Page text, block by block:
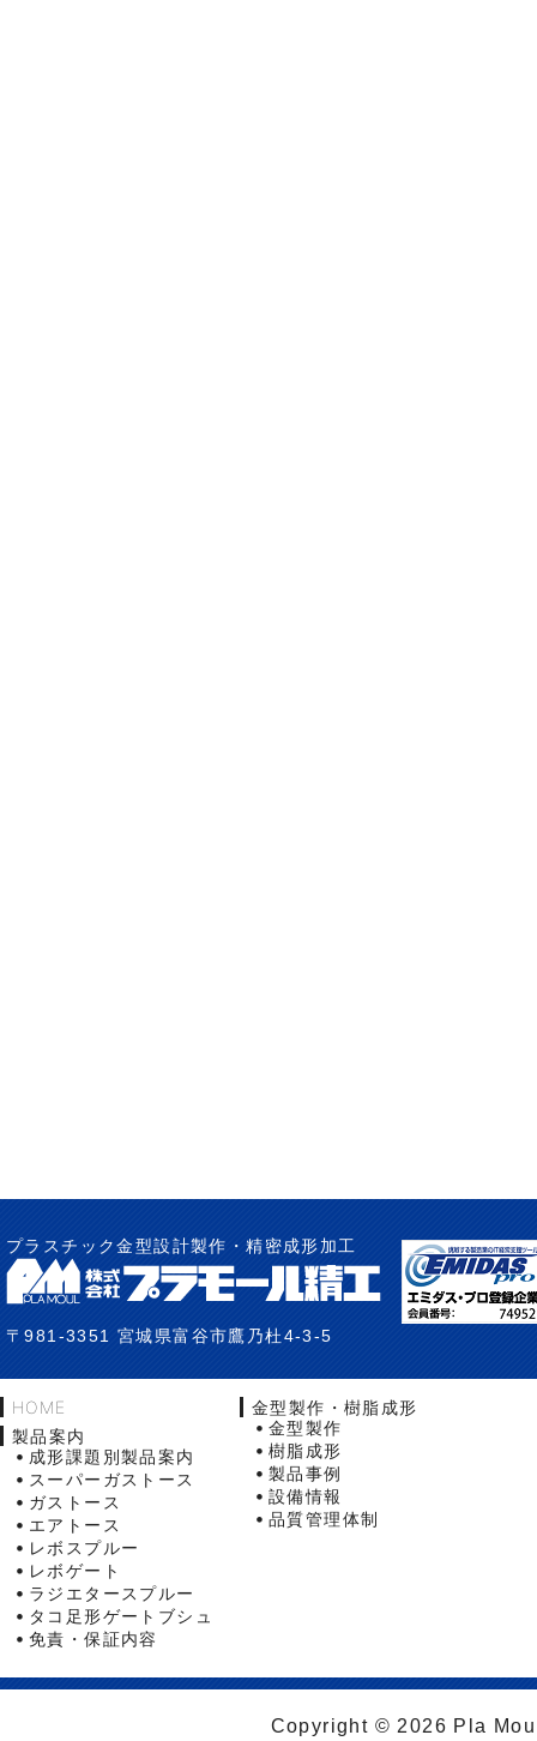
プラスチック金型設計製作・精密成形加工
〒981-3351 宮城県富谷市鷹乃杜4-3-5
HOME
製品案内
成形課題別製品案内
スーパーガストース
ガストース
エアトース
レボスプルー
レボゲート
ラジエタースプルー
タコ足形ゲートブシュ
免責・保証内容
金型製作・樹脂成形
金型製作
樹脂成形
製品事例
設備情報
品質管理体制
Copyright © 2026 Pla